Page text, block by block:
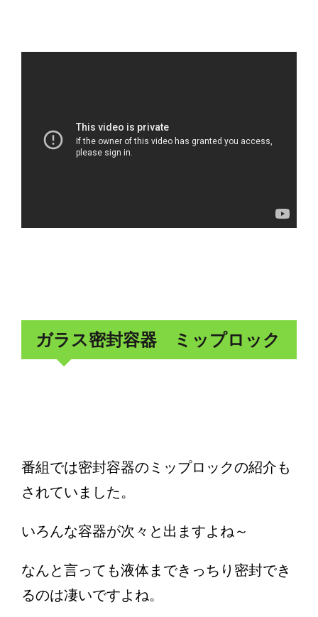
ガラス密封容器 ミップロック
番組では密封容器のミップロックの紹介も
されていました。
いろんな容器が次々と出ますよね～
なんと言っても液体まできっちり密封でき
るのは凄いですよね。